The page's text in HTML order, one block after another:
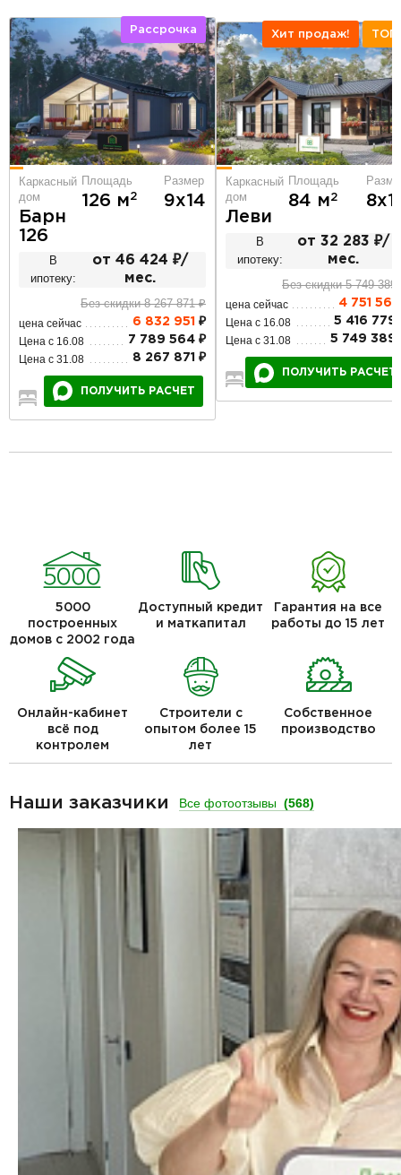
Рассрочка
Каркасный
дом
Барн
126
Площадь
126 м2
Размер
9х14
В
ипотеку:
от 46 424 ₽/
мес.
Без скидки 8 267 871 ₽
цена сейчас 6 832 951 ₽
Цена с 16.08 7 789 564 ₽
Цена с 31.08 8 267 871 ₽
3 2 1
ПОЛУЧИТЬ РАСЧЕТ
Хит продаж! ТОП
Каркасный
дом
Леви
Площадь
84 м2
В
ипотеку:
от 32 283 ₽/
мес.
Без скидки 5 749 389
цена сейчас 4 751 561
Цена с 16.08 5 416 779
Цена с 31.08 5 749 389
3
ПОЛУЧИТЬ РАСЧЕТ
5000
построенных
домов с 2002 года
Доступный кредит
и маткапитал
Гарантия на все
работы до 15 лет
Онлайн-кабинет
всё под
контролем
Строители с
опытом более 15
лет
Собственное
производство
Наши заказчики Все фотоотзывы (568)